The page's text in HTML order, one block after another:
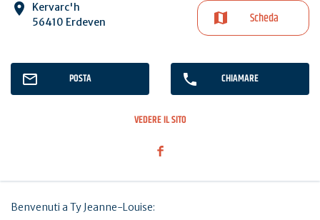
Kervarc'h
56410 Erdeven
Scheda
POSTA CHIAMARE
VEDERE IL SITO
Benvenuti a Ty Jeanne-Louise: